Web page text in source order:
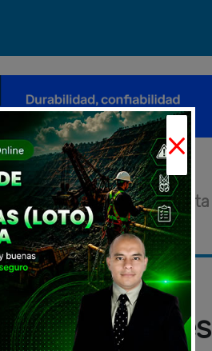
Eventos Entrevista
en
de metales
×